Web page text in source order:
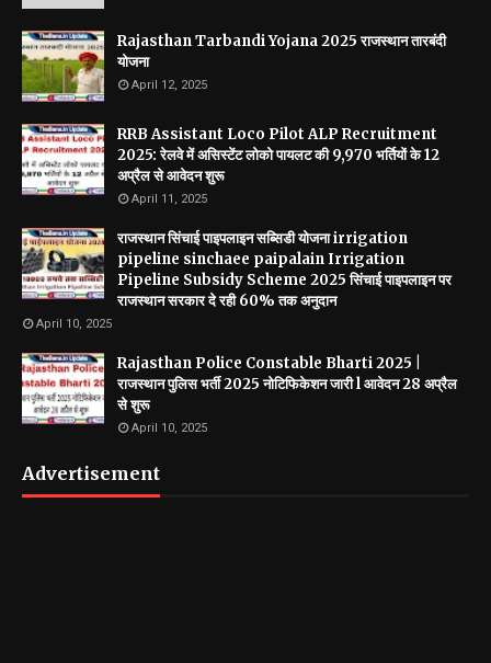
Rajasthan Tarbandi Yojana 2025 राजस्थान तारबंदी
योजना
April 12, 2025
RRB Assistant Loco Pilot ALP Recruitment
2025: रेलवे में असिस्टेंट लोको पायलट की 9,970 भर्तियों के 12
अप्रैल से आवेदन शुरू
April 11, 2025
राजस्थान सिंचाई पाइपलाइन सब्सिडी योजना irrigation
pipeline sinchaee paipalain Irrigation
Pipeline Subsidy Scheme 2025 सिंचाई पाइपलाइन पर
राजस्थान सरकार दे रही 60% तक अनुदान
April 10, 2025
Rajasthan Police Constable Bharti 2025 |
राजस्थान पुलिस भर्ती 2025 नोटिफिकेशन जारी l आवेदन 28 अप्रैल
से शुरू
April 10, 2025
Advertisement